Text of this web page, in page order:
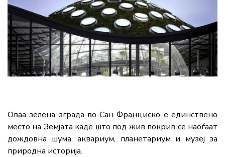
Оваа зелена зграда во Сан Франциско е единствено
место на Земјата каде што под жив покрив се наоѓаат
дождовна шума, аквариум, планетариум и музеј за
природна историја.